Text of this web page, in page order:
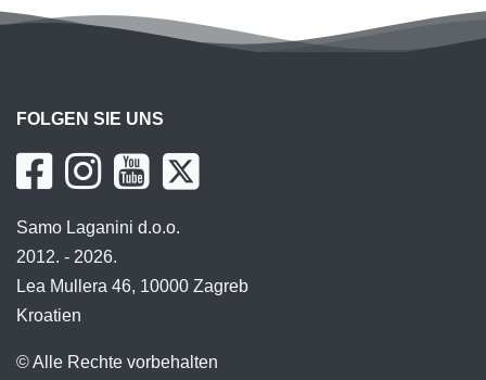
FOLGEN SIE UNS
Samo Laganini d.o.o.
2012. - 2026.
Lea Mullera 46, 10000 Zagreb
Kroatien
© Alle Rechte vorbehalten